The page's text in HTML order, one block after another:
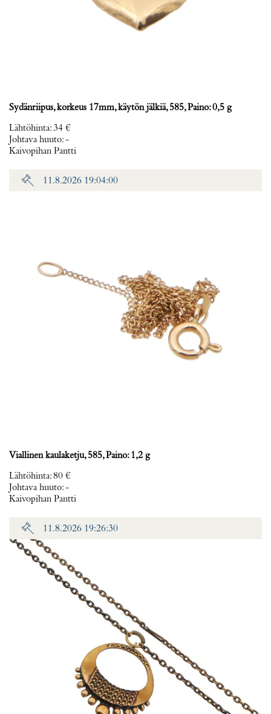
Sydänriipus, korkeus 17mm, käytön jälkiä, 585, Paino: 0,5 g
Lähtöhinta:34 €
Johtava huuto:-
Kaivopihan Pantti
11.8.2026 19:04:00
Viallinen kaulaketju, 585, Paino: 1,2 g
Lähtöhinta:80 €
Johtava huuto:-
Kaivopihan Pantti
11.8.2026 19:26:30